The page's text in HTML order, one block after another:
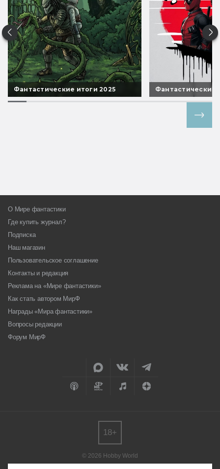
Фантастические итоги 2025 Фантастические
О Мире фантастики
Где купить журнал?
Подписка
Наш магазин
Пользовательское соглашение
Контакты и редакция
Реклама на «Мире фантастики»
Как стать автором МирФ
Награды «Мира фантастики»
Вопросы редакции
Форум МирФ
© 2026 Hobby World
18+